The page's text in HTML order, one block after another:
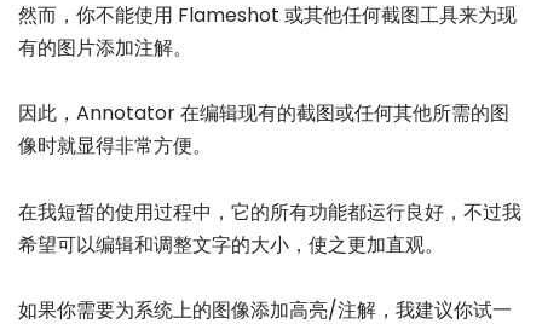
然而，你不能使用 Flameshot 或其他任何截图工具来为现
有的图片添加注解。
因此，Annotator 在编辑现有的截图或任何其他所需的图
像时就显得非常方便。
在我短暂的使用过程中，它的所有功能都运行良好，不过我
希望可以编辑和调整文字的大小，使之更加直观。
如果你需要为系统上的图像添加高亮/注解，我建议你试一